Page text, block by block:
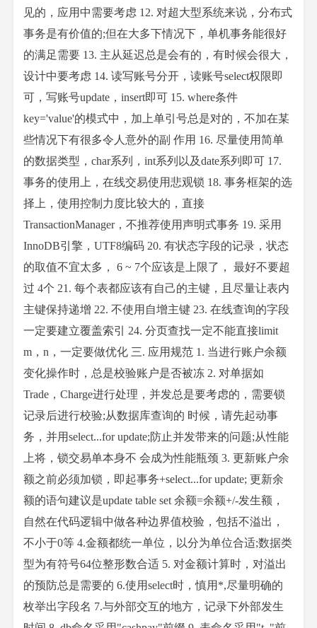
见的，应用中需要考虑 12. 对超大型系统来说，分布式
事务是有价值的;但在大多下情况下，单机事务能很好
的满足需要 13. 主从延迟总是会有的，有时候会很大，
设计中要考虑 14. 读写账号分开，读账号select权限即
可，写账号update，insert即可 15. where条件
key='value'的模式中，加上单引号总是对的，不加在某
些情况下有很多令人意外的副 作用 16. 尽量使用简单
的数据类型，char系列，int系列以及date系列即可 17.
事务的使用上，在线交易使用悲观锁 18. 事务框架的选
择上，使用控制力度比较大的，直接
TransactionManager，不推荐使用声明式事务 19. 采用
InnoDB引擎，UTF8编码 20. 有状态字段的记录，状态
的取值不宜太多， 6 ~ 7个应该是上限了， 最好不要超
过 4个 21. 每个表都应该有自己的主键，且尽量让表内
主键保持递增 22. 不使用自增主键 23. 在线查询的字段
一定要建立覆盖索引 24. 分页查找一定不能直接limit
m，n，一定要做优化 三. 应用规范 1. 当进行账户余额
变化操作时，总是校验账户是否被冻 2. 对单据如
Trade，Charge进行处理，并发总是要考虑的，需要锁
记录后进行校验;从数据库查询的 时候，请先起动事
务，并用select...for update;防止并发带来的问题;从性能
上将，锁交易单本身不 会成为性能瓶颈 3. 更新账户余
额之前必须加锁，即起事务+select...for update; 更新余
额的语句建议是update table set 余额=余额+/-发生额，
自然在代码逻辑中做各种边界值校验，包括不溢出，
不小于0等 4.金额都统一单位，以分为单位合适;数据类
型为有符号64位整形数合适 5. 对金额计算时，对溢出
的预防总是需要的 6.使用select时，慎用*,尽量明确的
枚举出字段名 7.与外部交互的地方，记录下外部发生